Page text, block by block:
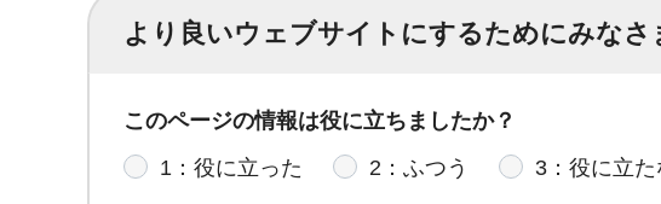
より良いウェブサイトにするためにみな
このページの情報は役に立ちましたか？
1：役に立った
2：ふつう 3：役に立